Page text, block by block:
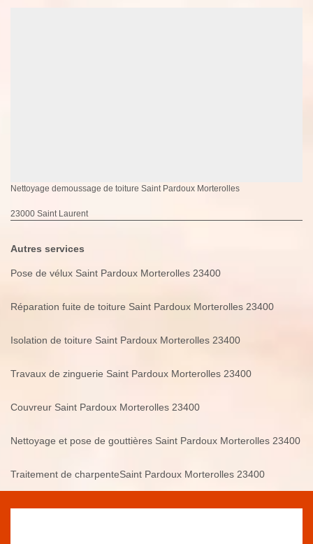
Nettoyage demoussage de toiture Saint Pardoux Morterolles
23000 Saint Laurent
Autres services
Pose de vélux Saint Pardoux Morterolles 23400
Réparation fuite de toiture Saint Pardoux Morterolles 23400
Isolation de toiture Saint Pardoux Morterolles 23400
Travaux de zinguerie Saint Pardoux Morterolles 23400
Couvreur Saint Pardoux Morterolles 23400
Nettoyage et pose de gouttières Saint Pardoux Morterolles 23400
Traitement de charpenteSaint Pardoux Morterolles 23400